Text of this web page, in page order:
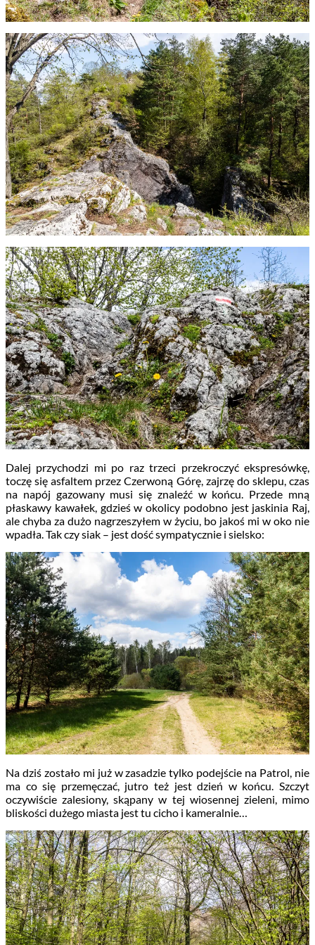
Dalej przychodzi mi po raz trzeci przekroczyć ekspresówkę,
toczę się asfaltem przez Czerwoną Górę, zajrzę do sklepu, czas
na napój gazowany musi się znaleźć w końcu. Przede mną
płaskawy kawałek, gdzieś w okolicy podobno jest jaskinia Raj,
ale chyba za dużo nagrzeszyłem w życiu, bo jakoś mi w oko nie
wpadła. Tak czy siak – jest dość sympatycznie i sielsko:
Na dziś zostało mi już w zasadzie tylko podejście na Patrol, nie
ma co się przemęczać, jutro też jest dzień w końcu. Szczyt
oczywiście zalesiony, skąpany w tej wiosennej zieleni, mimo
bliskości dużego miasta jest tu cicho i kameralnie…